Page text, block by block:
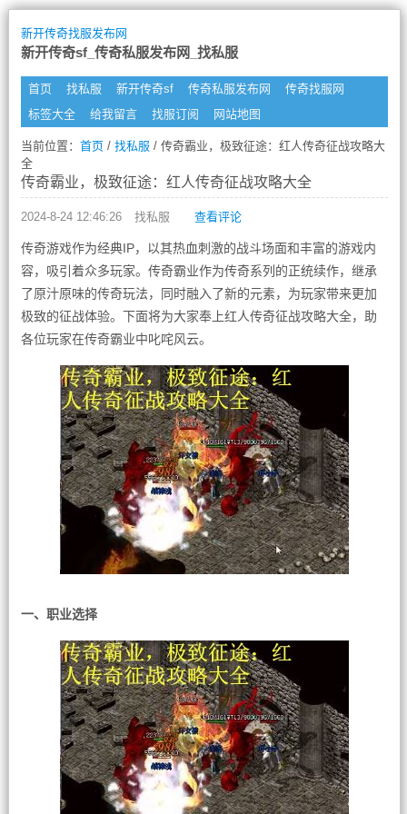
新开传奇找服发布网
新开传奇sf_传奇私服发布网_找私服
首页 找私服 新开传奇sf 传奇私服发布网
传奇找服网
标签大全
给我留言 找服订阅 网站地图
当前位置： 首页/ 找私服 / 传奇霸业，极致征途：红人传奇征战攻略大
全
传奇霸业，极致征途：红人传奇征战攻略大全
2024-8-24 12:46:26 找私服 查看评论
传奇游戏作为经典IP，以其热血刺激的战斗场面和丰富的游戏内
容，吸引着众多玩家。传奇霸业作为传奇系列的正统续作，继承
了原汁原味的传奇玩法，同时融入了新的元素，为玩家带来更加
极致的征战体验。下面将为大家奉上红人传奇征战攻略大全，助
各位玩家在传奇霸业中叱咤风云。
一、职业选择